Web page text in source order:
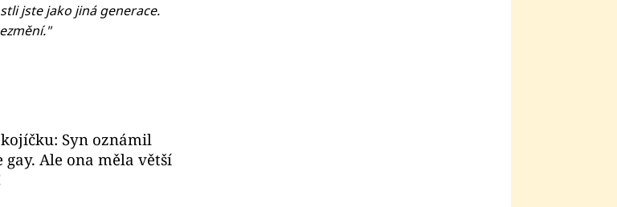
jste jako jiná generace.
Syn oznámil
gay. Ale ona měla větší